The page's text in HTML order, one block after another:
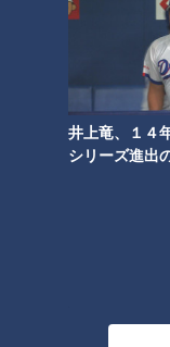
井上竜、１４
シリーズ進出
ター＃２ バストケ